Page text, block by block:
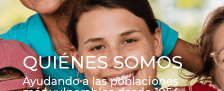
QUIÉNES SOMOS
Ayudando a las poblaciones